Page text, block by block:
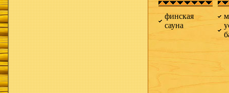
финская
сауна